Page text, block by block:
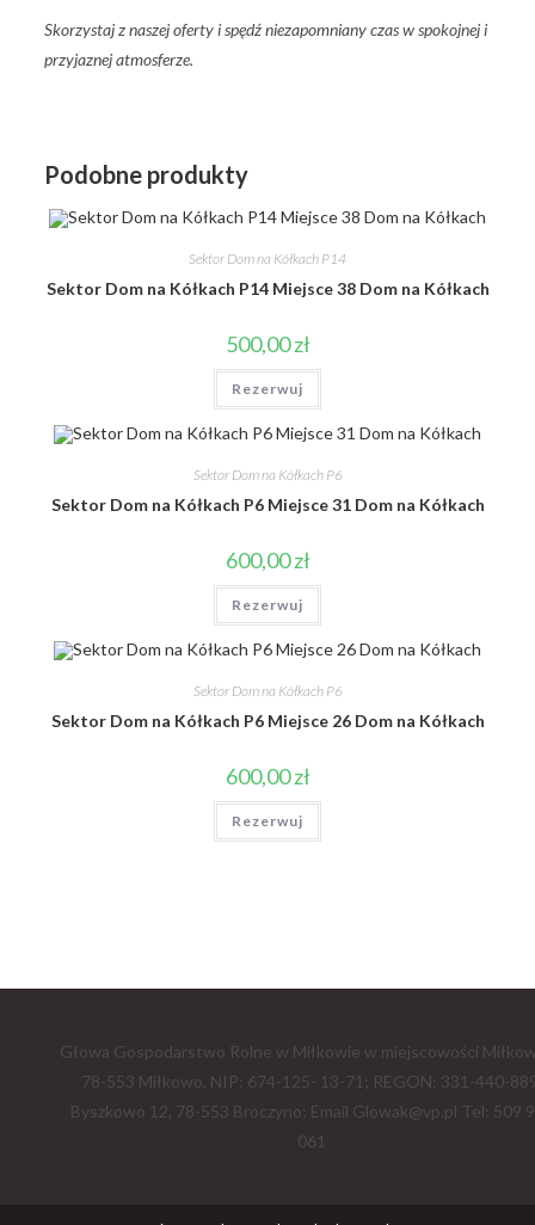
Skorzystaj z naszej oferty i spędź niezapomniany czas w spokojnej i
przyjaznej atmosferze.
Podobne produkty
Sektor Dom na Kółkach P14
Sektor Dom na Kółkach P14 Miejsce 38 Dom na Kółkach
500,00zł
Rezerwuj
Sektor Dom na Kółkach P6
Sektor Dom na Kółkach P6 Miejsce 31 Dom na Kółkach
600,00zł
Rezerwuj
Sektor Dom na Kółkach P6
Sektor Dom na Kółkach P6 Miejsce 26 Dom na Kółkach
600,00zł
Rezerwuj
Głowa Gospodarstwo Rolne w Miłkowie w miejscowości
78-553 Miłkowo, NIP: 674-125- 13-71; REGON: 331-440-
Byszkowo 12, 78-553 Broczyno; Email Glowak@vp.pl Tel: 509
061